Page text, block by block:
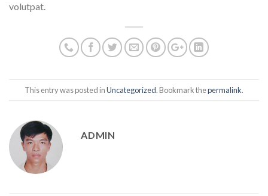
volutpat.
This entry was posted inUncategorized. Bookmark thepermalink.
ADMIN